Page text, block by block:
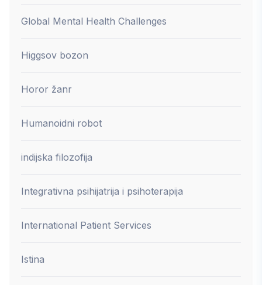
Global Mental Health Challenges
Higgsov bozon
Horor žanr
Humanoidni robot
indijska filozofija
Integrativna psihijatrija i psihoterapija
International Patient Services
Istina